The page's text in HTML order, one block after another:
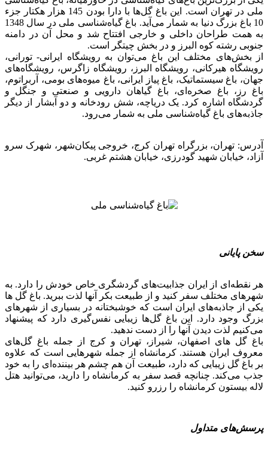
ملی در تهران است. این باغ گل‌ها با دارا بودن 145 هزار هکتار جزء
10 باغ بزرگ دنیا به شمار می‌آید. باغ گیاه‌شناسی ملی در سال 1348
به همت طراحان داخلی و خارجی افتتاح شد و محل آن در دامنه
جنوبی رشته کوه البرز و در بخش چیتگر است.
از بخش‌های مختلف این باغ می‌توان به رویشگاه ایرانی- تورانی،
رویشگاه هیرکانی، رویشگاه البرز، رویشگاه زاگرس، رویشگاه‌های
جهان، باغ سیستماتیک، باغ پیاز ایرانی، باغ میوه‌های بومی، آربراتوم،
باغ رز، باغ صخره‌ای، باغ گیاهان دارویی و صنعتی و جنگل و
گردشگاه اشاره کرد. یک دریاچه، شش رودخانه و دو آبشار از دیگر
جاذبه‌های باغ گیاه‌شناسی ملی به شمار می‌رود.
آدرس: تهران، بزرگراه تهران کرج، خروجی پیکان‌شهر، شهرک سرو
آزاد، خیابان شهید گودرزی، خیابان هشتم غربی.
سخن پایانی
هر نقطه‌ای از ایران جذابیت‌های گردشگری خاص خودش را دارد. به
شهرهای مختلف سفر کنید و از طبیعت بکر آنها لذت ببرید. باغ گل ها
یکی از جاذبه‌های ایران است که خوشبختانه در بسیاری از شهرهای
بزرگ وجود دارد. این باغ گل‌ها زیبایی نفس‌گیری دارد که پیشنهاد
می‌کنیم لذت دیدن آنها را از دست ندهید.
باغ گل های اصفهان، شیراز، تهران و کرج از جمله باغ گل‌های
معروف ایران هستند. کرمانشاه از جمله شهرهایی است که علاوه
بر باغ گل زیبایی که دارد، طبیعت آن هم چشم هر بیننده‌ای را به خود
جذب می‌کند. چنانچه قصد سفر به کرمانشاه را دارید، می‌توانید هتل
لاله بیستون کرمانشاه را رزرو کنید.
پرسش‌های متداول